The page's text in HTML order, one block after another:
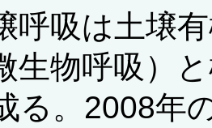
吸は土壌
生物呼吸）
る。2008年